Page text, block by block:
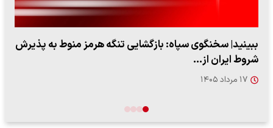
ببینید| سخنگوی سپاه: بازگشایی تنگه هرمز منوط به پذیرش
شروط ایران از…
۱۷ مرداد ۱۴۰۵